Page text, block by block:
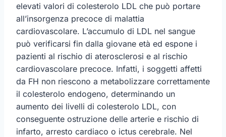
elevati valori di colesterolo LDL che può portare
all’insorgenza precoce di malattia
cardiovascolare. L’accumulo di LDL nel sangue
può verificarsi fin dalla giovane età ed espone i
pazienti al rischio di aterosclerosi e al rischio
cardiovascolare precoce. Infatti, i soggetti affetti
da FH non riescono a metabolizzare correttamente
il colesterolo endogeno, determinando un
aumento dei livelli di colesterolo LDL, con
conseguente ostruzione delle arterie e rischio di
infarto, arresto cardiaco o ictus cerebrale. Nel